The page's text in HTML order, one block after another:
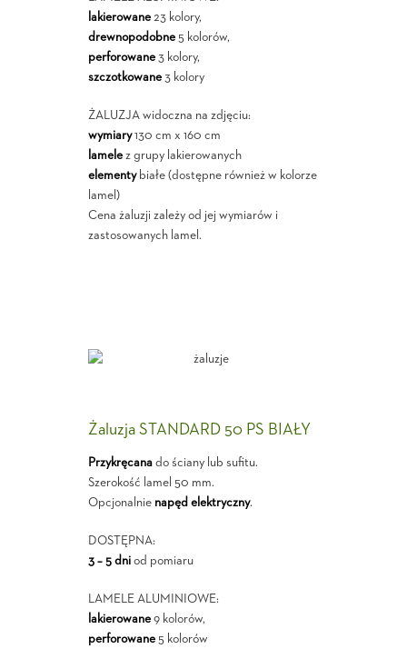
lakierowane23 kolory,
drewnopodobne5 kolorów,
perforowane3 kolory,
szczotkowane3 kolory
ŻALUZJA widoczna na zdjęciu:
wymiary130 cm x 160 cm
lamelez grupy lakierowanych
elementybiałe (dostępne również w kolorze
lamel)
Cena żaluzji zależy od jej wymiarów i
zastosowanych lamel.
Żaluzja STANDARD 50 PS BIAŁY
Przykręcanado ściany lub sufitu.
Szerokość lamel 50 mm.
Opcjonalnie napęd elektryczny.
DOSTĘPNA:
3 – 5 dniod pomiaru
LAMELE ALUMINIOWE:
lakierowane9 kolorów,
perforowane5 kolorów